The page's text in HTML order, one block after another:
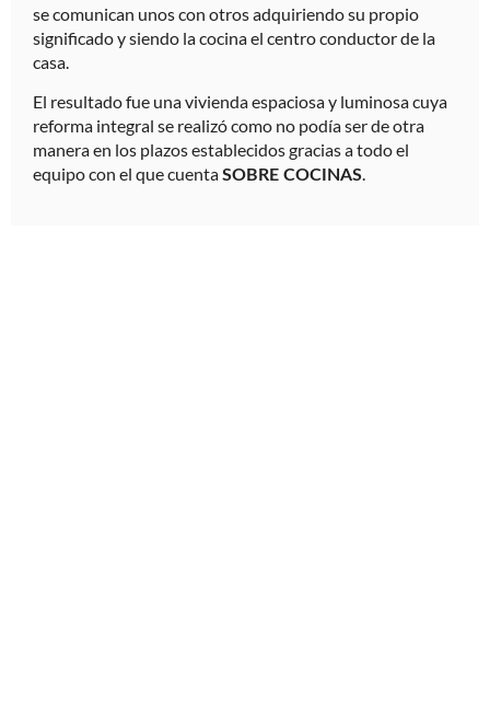
se comunican unos con otros adquiriendo su propio
significado y siendo la cocina el centro conductor de la
casa.
El resultado fue una vivienda espaciosa y luminosa cuya
reforma integral se realizó como no podía ser de otra
manera en los plazos establecidos gracias a todo el
equipo con el que cuentaSOBRE COCINAS.